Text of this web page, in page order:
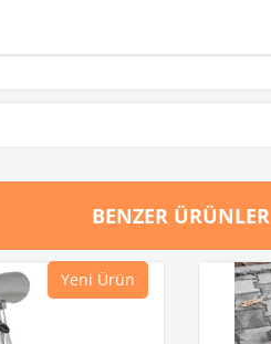
BENZER ÜRÜNLER
Yeni Ürün